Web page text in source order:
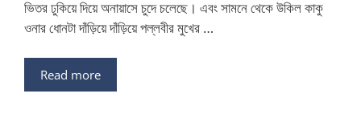
ভিতর ঢুকিয়ে দিয়ে অনায়াসে চুদে চলেছে। এবং সামনে থেকে উকিল কাকু
ওনার ধোনটা দাঁড়িয়ে দাঁড়িয়ে পল্লবীর মুখের …
Read more